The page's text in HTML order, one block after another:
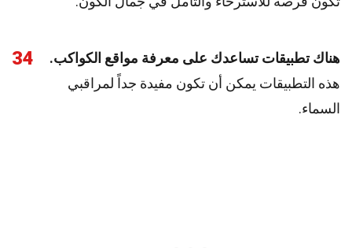
34
هناك تطبيقات تساعدك على معرفة مواقع الكواكب.
هذه التطبيقات يمكن أن تكون مفيدة جداً لمراقبي
السماء.